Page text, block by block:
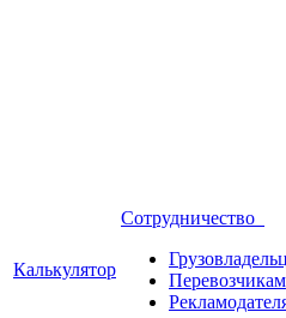
Калькулятор
Сотрудничество
Перевозчикам